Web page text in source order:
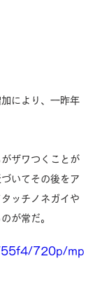
により、一昨年
ザワつくことが
いてその後をア
ッチノネガイや
が常だ。
720p/mp